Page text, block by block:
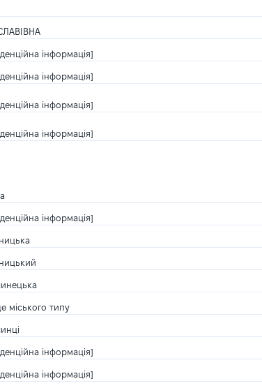
інформація]
інформація]
інформація]
інформація]
інформація]
міського типу
інформація]
інформація]